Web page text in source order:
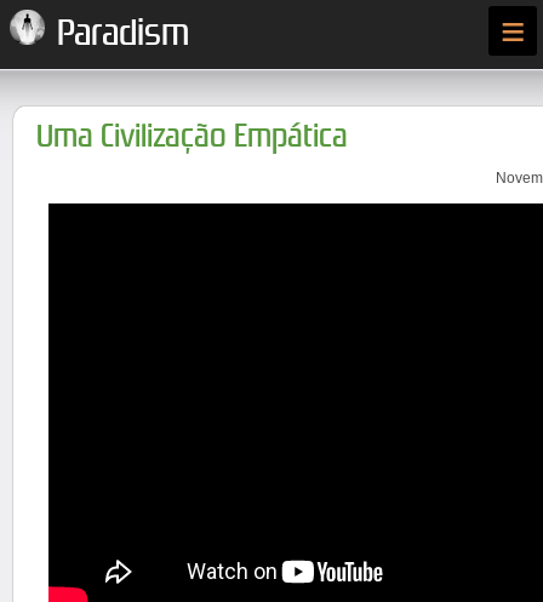
Paradism ≡
Uma Civilização Empática